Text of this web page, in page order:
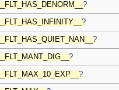
__FLT_HAS_DENORM__?
__FLT_HAS_INFINITY__?
__FLT_HAS_QUIET_NAN__?
__FLT_MANT_DIG__?
__FLT_MAX_10_EXP__?